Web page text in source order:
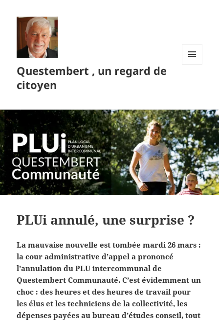
Questembert , un regard de
citoyen
PLUi annulé, une surprise ?
La mauvaise nouvelle est tombée mardi 26 mars :
la cour administrative d’appel a prononcé
l’annulation du PLU intercommunal de
Questembert Communauté. C’est évidemment un
choc : des heures et des heures de travail pour
les élus et les techniciens de la collectivité, les
dépenses payées au bureau d’études conseil, tout